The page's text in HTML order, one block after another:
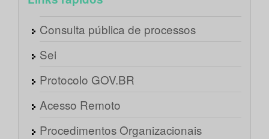
Consulta pública de processos
Sei
Protocolo GOV.BR
Acesso Remoto
Procedimentos Organizacionais